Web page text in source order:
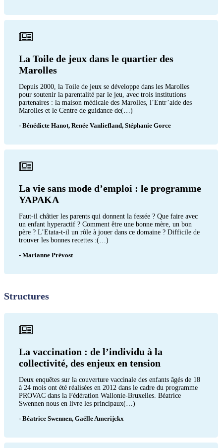
La Toile de jeux dans le quartier des
Marolles
Depuis 2000, la Toile de jeux se développe dans les Marolles
pour soutenir la parentalité par le jeu, avec trois institutions
partenaires : la maison médicale des Marolles, l’Entr’aide des
Marolles et le Centre de guidance de(…)
- Bénédicte Hanot, Renée Vanliefland, Stéphanie Gorce
La vie sans mode d’emploi : le programme
YAPAKA
Faut-il châtier les parents qui donnent la fessée ? Que faire avec
un enfant hyperactif ? Comment être une bonne mère, un bon
père ? L’Etata-t-il un rôle à jouer dans ce domaine ? Difficile de
trouver les bonnes recettes :(…)
- Marianne Prévost
Structures
La vaccination : de l’individu à la
collectivité, des enjeux en tension
Deux enquêtes sur la couverture vaccinale des enfants âgés de 18
à 24 mois ont été réalisées en 2012 dans le cadre du programme
PROVAC dans la Fédération Wallonie-Bruxelles. Béatrice
Swennen nous en livre les principaux(…)
- Béatrice Swennen, Gaëlle Amerijckx